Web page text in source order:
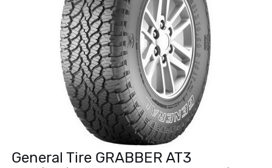
General Tire GRABBER AT3